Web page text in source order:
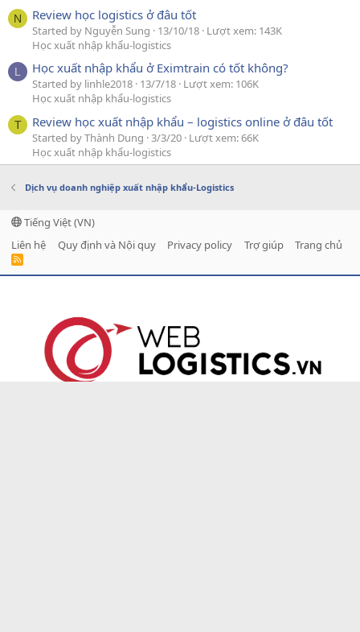
N Review học logistics ở đâu tốt
Started by Nguyễn Sung 13/10/18 Lượt xem: 143K
Học xuất nhập khẩu-logistics
L Học xuất nhập khẩu ở Eximtrain có tốt không?
Started by linhle2018 13/7/18 Lượt xem: 106K
Học xuất nhập khẩu-logistics
T Review học xuất nhập khẩu – logistics online ở đâu tốt
Started by Thành Dung 3/3/20 Lượt xem: 66K
Học xuất nhập khẩu-logistics
Dịch vụ doanh nghiệp xuất nhập khẩu-Logistics
Tiếng Việt (VN)
Liên hệ
Quy định và Nội quy Privacy policy Trợ giúp Trang chủ
R
S